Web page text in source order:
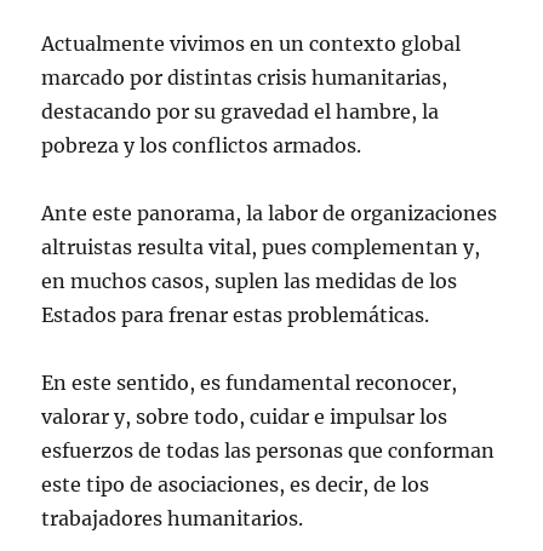
Actualmente vivimos en un contexto global
marcado por distintas crisis humanitarias,
destacando por su gravedad el hambre, la
pobreza y los conflictos armados.
Ante este panorama, la labor de organizaciones
altruistas resulta vital, pues complementan y,
en muchos casos, suplen las medidas de los
Estados para frenar estas problemáticas.
En este sentido, es fundamental reconocer,
valorar y, sobre todo, cuidar e impulsar los
esfuerzos de todas las personas que conforman
este tipo de asociaciones, es decir, de los
trabajadores humanitarios.